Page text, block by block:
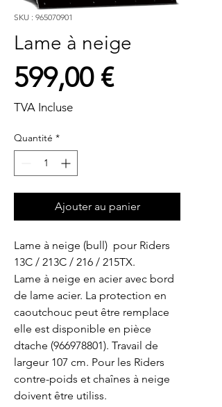
SKU : 965070901
Lame à neige
599,00 €Prix
TVA Incluse
Quantité *
Ajouter au panier
Lame à neige (bull)  pour Riders
13C / 213C / 216 / 215TX.
Lame à neige en acier avec bord
de lame acier. La protection en
caoutchouc peut être remplace
elle est disponible en pièce
dtache (966978801). Travail de
largeur 107 cm. Pour les Riders
contre-poids et chaînes à neige
doivent être utiliss.